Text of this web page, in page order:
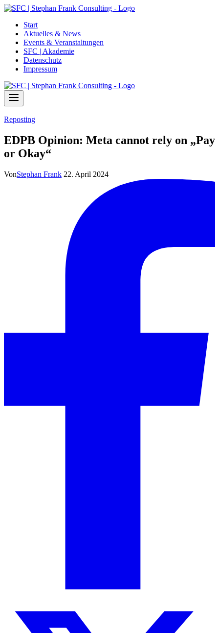
Zum
springenStart
Aktuelles & News
Events & Veranstaltungen
SFC | Akademie
Datenschutz
Impressum
Reposting
EDPB Opinion: Meta cannot rely on „Pay
or Okay“
VonStephan Frank 22. April 2024